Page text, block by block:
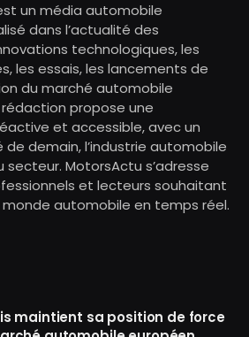
un média automobile
dans l’actualité des
technologiques, les
les essais, les lancements de
du marché automobile
propose une
et accessible, avec un
demain, l’industrie automobile
MotorsActu s’adresse
et lecteurs souhaitant
monde automobile en temps réel.
maintient sa position de force